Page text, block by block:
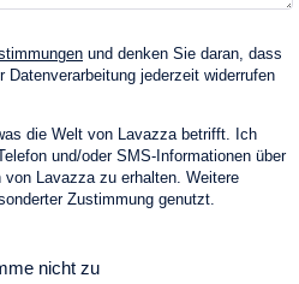
und denken Sie daran, dass
jederzeit widerrufen
die Welt von Lavazza betrifft. Ich
und/oder SMS-Informationen über
Lavazza zu erhalten. Weitere
Zustimmung genutzt.
nicht zu